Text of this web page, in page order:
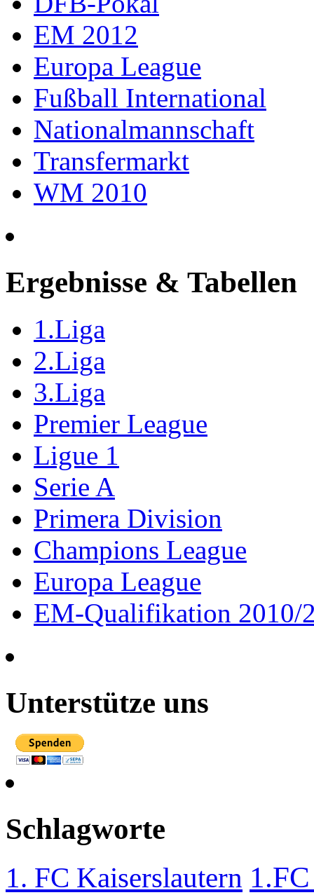
EM 2012
Europa League
Fußball International
Nationalmannschaft
Transfermarkt
WM 2010
Ergebnisse & Tabellen
1.Liga
2.Liga
3.Liga
Premier League
Ligue 1
Serie A
Primera Division
Champions League
Europa League
EM-Qualifikation 2010/
Unterstütze uns
Schlagworte
1. FC Kaiserslautern